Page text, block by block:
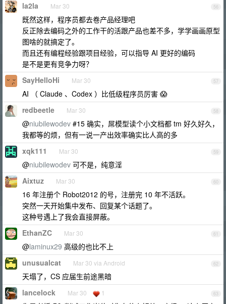
56
la2la Mar 30
既然这样，程序员都去卷产品经理吧
反正除去编码之外的工作干的活跟产品也差不多，学学画画原型
图啥的就搞定了。
而且还有编程经验跟项目经验，可以指导 AI 更好的编码
是不是更有竞争力呀？
57
SayHelloHi Mar 30
AI （ Claude 、Codex ）比低级程序员厉害 😱
58
redbeetle Mar 30
@niubilewodev #15 确实，屌模型读个小文档都 tm 好久好久，
我都等的烦，但有一说一产出效率确实比人高的多
59
xqk111 Mar 30
@niubilewodev 可不是，纯意淫
60
Aixtuz Mar 30
16 年注册个 Robot2012 的号，注册完 10 年不活跃。
突然一天开始集中发布、回复某个话题了。
这种号遇上了我会直接屏蔽。
61
EthanZC Mar 30
@laminux29 高级的也比不上
62
unusualcat Mar 30 via Android
天塌了，CS 应届生前途黑暗
63
lancelock Mar 30 1